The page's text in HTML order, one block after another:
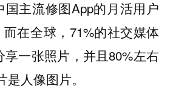
国主流修图App的月活用户
在全球，71%的社交媒体
享一张照片，并且80%左右
人像图片。